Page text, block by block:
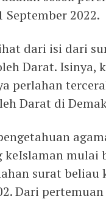
September 2022.
dari isi dari
Darat. Isinya,
perlahan
Darat di
mulai
surat beliau
Dari